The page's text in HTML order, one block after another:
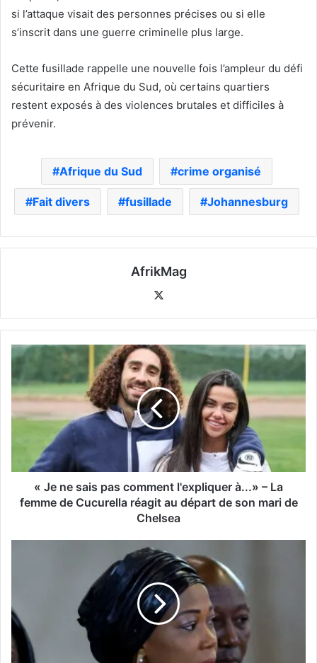
si l’attaque visait des personnes précises ou si elle
s’inscrit dans une guerre criminelle plus large.
Cette fusillade rappelle une nouvelle fois l’ampleur du défi
sécuritaire en Afrique du Sud, où certains quartiers
restent exposés à des violences brutales et difficiles à
prévenir.
Afrique du Sud crime organisé
Fait divers fusillade Johannesburg
AfrikMag
« Je ne sais pas comment l'expliquer à...» – La
femme de Cucurella réagit au départ de son mari de
Chelsea